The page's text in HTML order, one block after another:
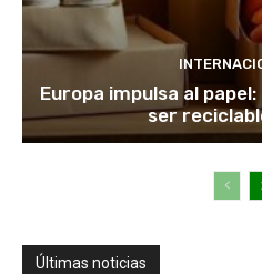
Europa impulsa al
ser
Últimas noticias